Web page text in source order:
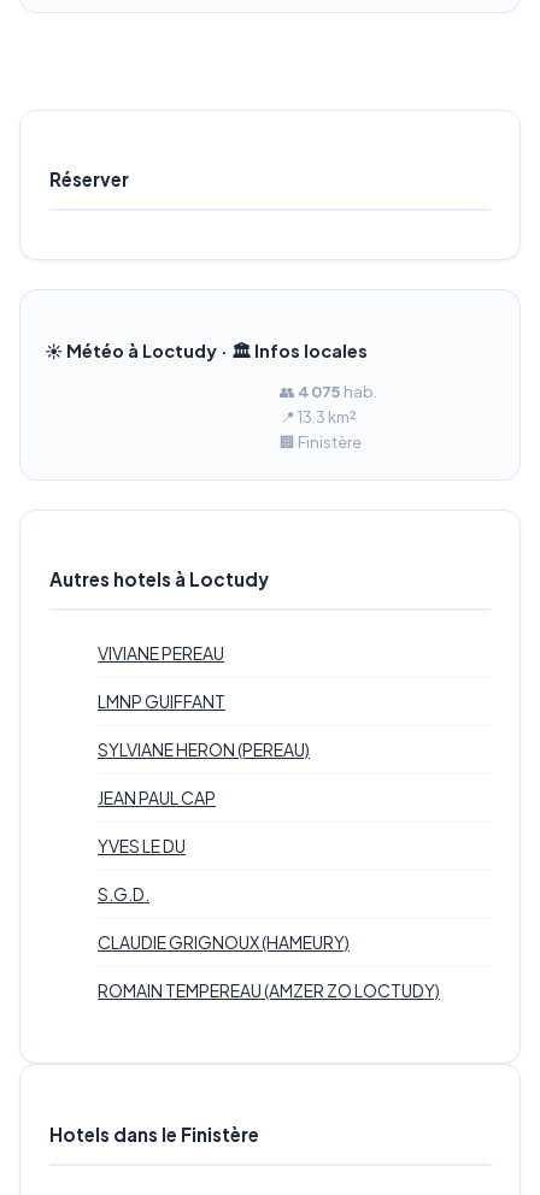
Réserver
☀️ Météo à Loctudy · 🏛️ Infos locales
👥 4 075 hab.
📍 13.3 km²
🏢 Finistère
Autres hotels à Loctudy
VIVIANE PEREAU
LMNP GUIFFANT
SYLVIANE HERON (PEREAU)
JEAN PAUL CAP
YVES LE DU
S.G.D.
CLAUDIE GRIGNOUX (HAMEURY)
ROMAIN TEMPEREAU (AMZER ZO LOCTUDY)
Hotels dans le Finistère